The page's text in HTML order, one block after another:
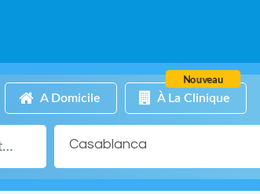
A Domicile À La Clinique
Nouveau
Casablanca